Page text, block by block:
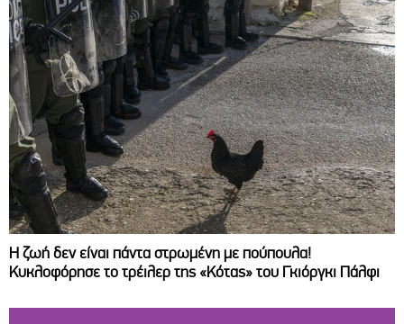
Η ζωή δεν είναι πάντα στρωμένη με πούπουλα!
Κυκλοφόρησε το τρέιλερ της «Κότας» του Γκιόργκι Πάλφι